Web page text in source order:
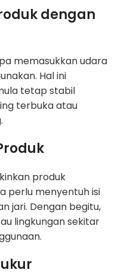
dengan
memasukkan udara
Hal ini
tetap stabil
terbuka atau
produk
perlu menyentuh isi
jari. Dengan begitu,
lingkungan sekitar